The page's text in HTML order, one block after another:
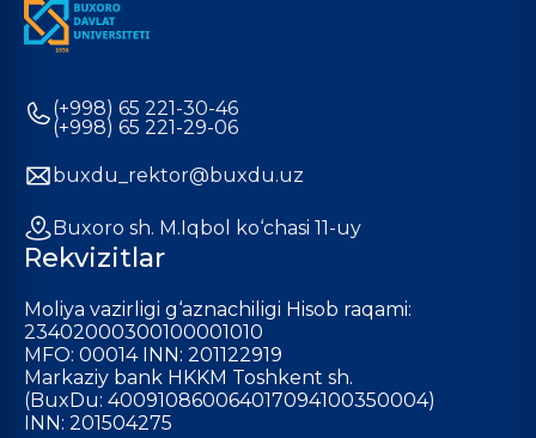
(+998) 65 221-30-46
(+998) 65 221-29-06
buxdu_rektor@buxdu.uz
Buxoro sh. M.Iqbol ko‘chasi 11-uy
Rekvizitlar
Moliya vazirligi g‘aznachiligi Hisob raqami:
23402000300100001010
MFO: 00014 INN: 201122919
Markaziy bank HKKM Toshkent sh.
(BuxDu: 400910860064017094100350004)
INN: 201504275